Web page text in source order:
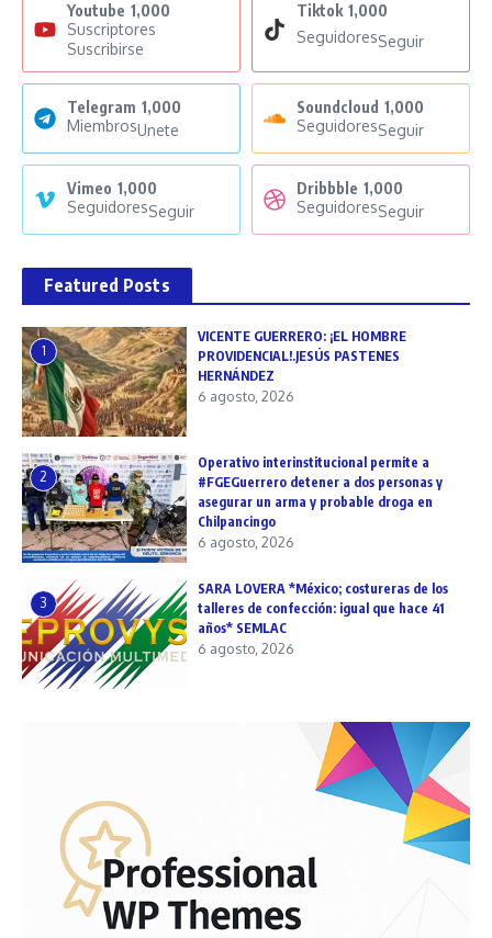
Youtube 1,000
Suscriptores
Suscribirse
Tiktok 1,000
SeguidoresSeguir
Telegram 1,000
MiembrosUnete
Soundcloud 1,000
SeguidoresSeguir
Vimeo 1,000
SeguidoresSeguir
Dribbble 1,000
SeguidoresSeguir
Featured Posts
1
VICENTE GUERRERO: ¡EL HOMBRE
PROVIDENCIAL!.JESÚS PASTENES
HERNÁNDEZ
6 agosto, 2026
2
Operativo interinstitucional permite a
#FGEGuerrero detener a dos personas y
asegurar un arma y probable droga en
Chilpancingo
6 agosto, 2026
3
SARA LOVERA *México; costureras de los
talleres de confección: igual que hace 41
años* SEMLAC
6 agosto, 2026